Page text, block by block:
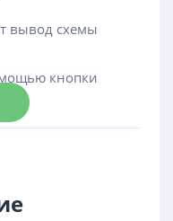
вывод схемы
кнопки